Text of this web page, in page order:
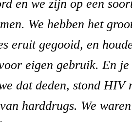
en we zijn op een
We hebben het
eruit gegooid, en
eigen gebruik. En je
dat deden, stond HIV
harddrugs. We